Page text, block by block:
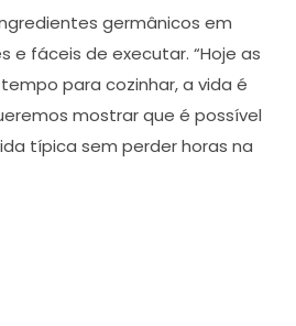
germânicos em
e fáceis de executar. “Hoje as
para cozinhar, a vida é
mostrar que é possível
típica sem perder horas na